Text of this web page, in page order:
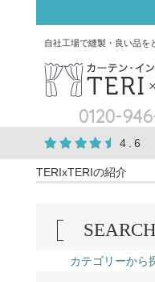
自社工場で縫製・良い品
0120-
4.6
TERIxTERIの紹介
SEARCH
カテゴリーから